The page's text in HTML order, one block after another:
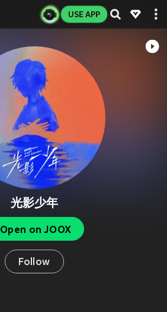
USE APP
光影少年
Open on JOOX
Follow